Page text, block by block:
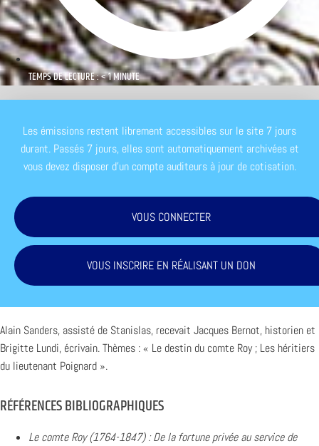
TEMPS DE LECTURE : < 1 MINUTE
Les émissions restent librement accessibles sur le site 7 jours
durant. Passés 7 jours, elles sont automatiquement archivées et
vous devez disposer d'un compte auditeurs à jour de cotisation.
VOUS CONNECTER
VOUS INSCRIRE EN RÉALISANT UN DON
Alain Sanders, assisté de Stanislas, recevait Jacques Bernot, historien et
Brigitte Lundi, écrivain. Thèmes : « Le destin du comte Roy ; Les héritiers
du lieutenant Poignard ».
RÉFÉRENCES BIBLIOGRAPHIQUES
Le comte Roy (1764-1847) : De la fortune privée au service de